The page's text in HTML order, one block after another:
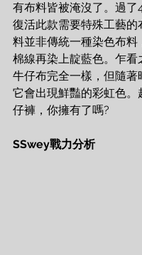
有布料皆被淹沒了。過了
復活此款需要特殊工藝的
料並非傳統一種染色布料
棉線再染上靛藍色。乍看
牛仔布完全一樣，但隨著
它會出現鮮豔的彩虹色。
仔褲，你擁有了嗎?
SSwey戰力分析